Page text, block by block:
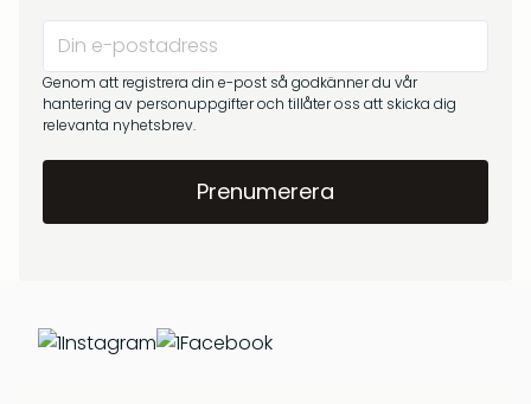
Barrskog – Doftpinnar Gryningsljus – Doftpinnar
Genom att registrera din e-post så godkänner du vår
hantering av personuppgifter och tillåter oss att skicka dig
relevanta nyhetsbrev.
Instagram Facebook